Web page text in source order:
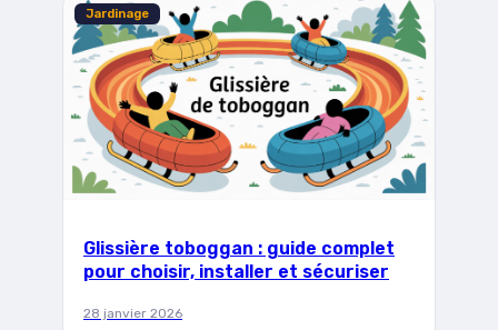
Jardinage
Glissière toboggan : guide complet
pour choisir, installer et sécuriser
28 janvier 2026